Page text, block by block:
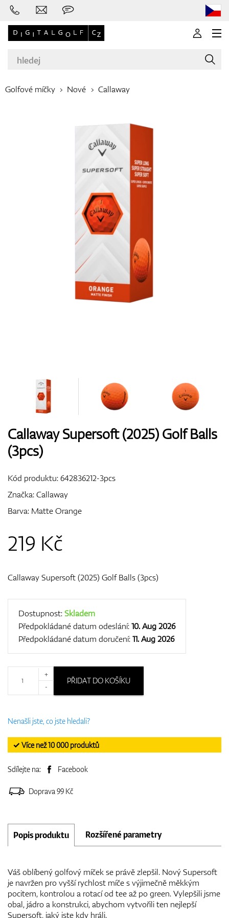
Golfové hole
Oblečení
Rukavice
Bagy
Golfové míčky Nové Callaway
Callaway Supersoft (2025) Golf Balls
(3pcs)
Kód produktu:642836212-3pcs
Značka:Callaway
Barva: Matte Orange
219 Kč
Callaway Supersoft (2025) Golf Balls (3pcs)
Dostupnost:Skladem
Předpokládané datum odeslání:10. Aug 2026
Předpokládané datum doručení:11. Aug 2026
+
-
PŘIDAT DO KOŠÍKU
Nenašli jste, co jste hledali?
✓ Více než 10 000 produktů
Sdílejte na: Facebook
Doprava 99 Kč
Popis produktu Rozšířené parametry
Váš oblíbený golfový míček se právě zlepšil. Nový Supersoft
je navržen pro vyšší rychlost míče s výjimečně měkkým
pocitem, kontrolou a rotací od tee až po green. Vylepšili jsme
obal, jádro a konstrukci, abychom vytvořili ten nejlepší
Supersoft, jaký jste kdy hráli.